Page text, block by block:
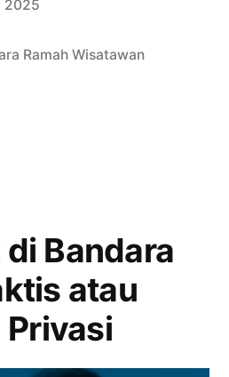
2025
Ramah Wisatawan
Bandara
atau